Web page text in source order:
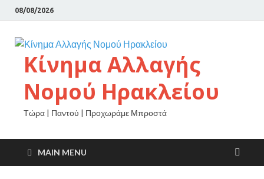
08/08/2026
Κίνημα Αλλαγής
Νομού Ηρακλείου
Τώρα | Παντού | Προχωράμε Μπροστά
MAIN MENU